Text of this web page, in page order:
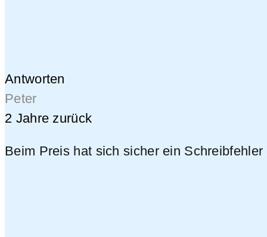
Antworten
Peter
2 Jahre zurück
Beim Preis hat sich sicher ein